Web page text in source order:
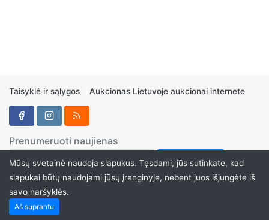
Taisyklė ir sąlygos Aukcionas Lietuvoje aukcionai internete
Prenumeruoti naujienas
Mūsų svetainė naudoja slapukus. Tęsdami, jūs sutinkate, kad
slapukai būtų naudojami jūsų įrenginyje, nebent juos išjungėte iš
savo naršyklės.
Aš suprantu